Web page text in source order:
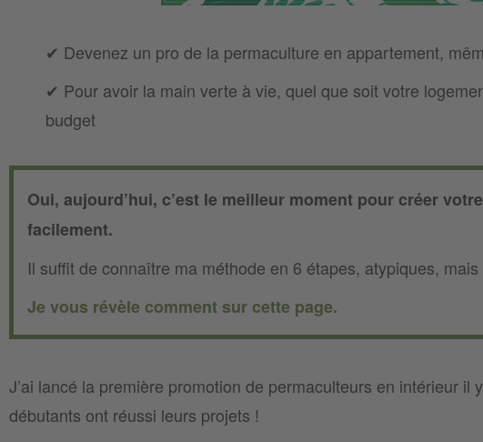
✔︎ Devenez un pro de la permaculture en appartement,
✔︎ Pour avoir la main verte à vie, quel que soit votre
budget
Oui, aujourd’hui, c’est le meilleur moment pour créer
facilement.
Il suffit de connaître ma méthode en 6 étapes, atypiques,
Je vous révèle comment sur cette page.
J’ai lancé la première promotion de permaculteurs en intérieur il
débutants ont réussi leurs projets !